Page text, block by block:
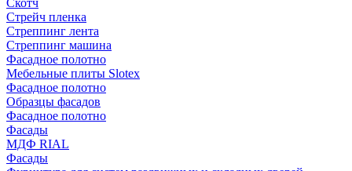
Скотч
Стрейч пленка
Стреппинг лента
Стреппинг машина
Фасадное полотно
Мебельные плиты Slotex
Фасадное полотно
Образцы фасадов
Фасадное полотно
Фасады
МДФ RIAL
Фасады